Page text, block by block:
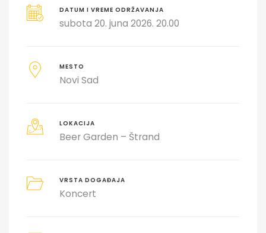
DATUM I VREME ODRŽAVANJA
subota 20. juna 2026. 20.00
MESTO
Novi Sad
LOKACIJA
Beer Garden – Štrand
VRSTA DOGAĐAJA
Koncert